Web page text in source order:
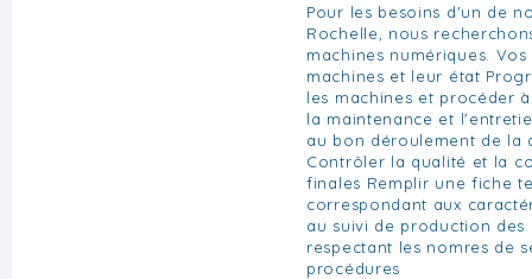
Pour les besoins d'un de
Rochelle, nous
machines numériques.
machines et leur état
les machines et procéder
la maintenance et
au bon déroulement de la
Contrôler la qualité et la
finales Remplir une fiche
correspondant aux
au suivi de production des
respectant les nomres de
procédures